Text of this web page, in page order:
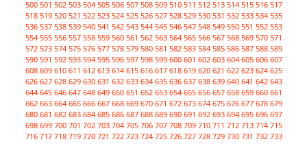
500 501 502 503 504 505 506 507 508 509 510 511 512 513 514 515 516 517
518 519 520 521 522 523 524 525 526 527 528 529 530 531 532 533 534 535
536 537 538 539 540 541 542 543 544 545 546 547 548 549 550 551 552 553
554 555 556 557 558 559 560 561 562 563 564 565 566 567 568 569 570 571
572 573 574 575 576 577 578 579 580 581 582 583 584 585 586 587 588 589
590 591 592 593 594 595 596 597 598 599 600 601 602 603 604 605 606 607
608 609 610 611 612 613 614 615 616 617 618 619 620 621 622 623 624 625
626 627 628 629 630 631 632 633 634 635 636 637 638 639 640 641 642 643
644 645 646 647 648 649 650 651 652 653 654 655 656 657 658 659 660 661
662 663 664 665 666 667 668 669 670 671 672 673 674 675 676 677 678 679
680 681 682 683 684 685 686 687 688 689 690 691 692 693 694 695 696 697
698 699 700 701 702 703 704 705 706 707 708 709 710 711 712 713 714 715
716 717 718 719 720 721 722 723 724 725 726 727 728 729 730 731 732 733